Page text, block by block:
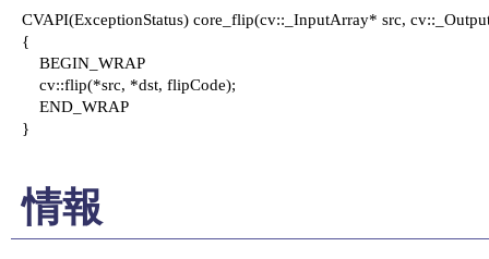
CVAPI(ExceptionStatus) core_flip(cv::_InputArray* src,
{
    BEGIN_WRAP
    cv::flip(*src, *dst, flipCode);
    END_WRAP
}
情報